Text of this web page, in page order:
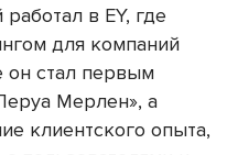
в EY, где
для компаний
он стал первым
Мерлен», а
клиентского опыта,